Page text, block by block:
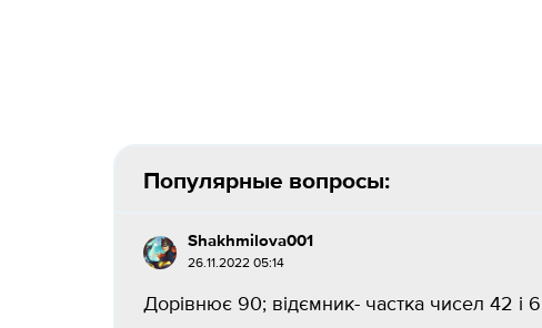
Популярные вопросы:
Shakhmilova001
26.11.2022 05:14
Дорівнює 90; відємник- частка чисел 42 і